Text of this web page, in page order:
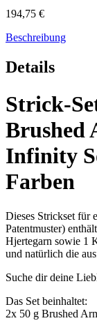
194,75 €
Beschreibung
Details
Strick-
Brushed
Infinity
Farben
Dieses Strickset für
Patentmuster)
Hjertegarn sowie 1
und natürlich die
Suche dir deine
Das Set beinhaltet:
2x 50 g Brushed